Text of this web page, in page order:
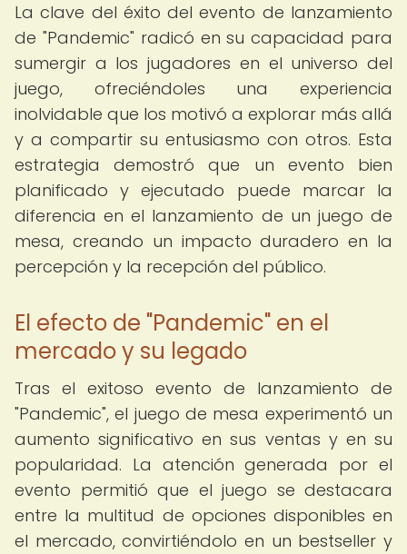
La clave del éxito del evento de lanzamiento
de "Pandemic" radicó en su capacidad para
sumergir a los jugadores en el universo del
juego, ofreciéndoles una experiencia
inolvidable que los motivó a explorar más allá
y a compartir su entusiasmo con otros. Esta
estrategia demostró que un evento bien
planificado y ejecutado puede marcar la
diferencia en el lanzamiento de un juego de
mesa, creando un impacto duradero en la
percepción y la recepción del público.
El efecto de "Pandemic" en el
mercado y su legado
Tras el exitoso evento de lanzamiento de
"Pandemic", el juego de mesa experimentó un
aumento significativo en sus ventas y en su
popularidad. La atención generada por el
evento permitió que el juego se destacara
entre la multitud de opciones disponibles en
el mercado, convirtiéndolo en un bestseller y